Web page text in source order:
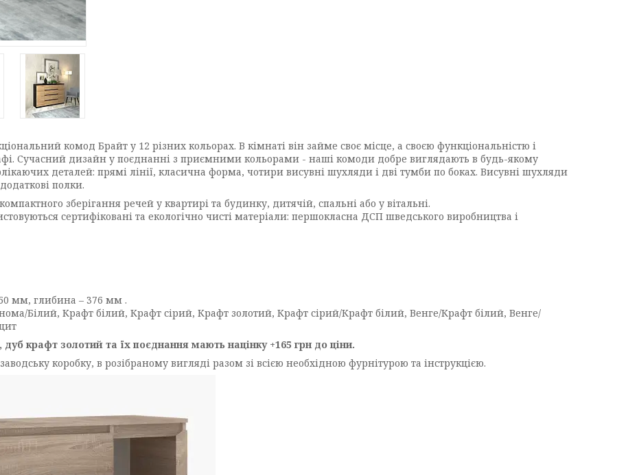
комод Брайт у 12 різних кольорах. В кімнаті він займе своє місце, а своєю функціональністю і
Сучасний дизайн у поєднанні з приємними кольорами - наші комоди добре виглядають в будь-якому
деталей: прямі лінії, класична форма, чотири висувні шухляди і дві тумби по боках. Висувні шухляди
полки.
зберігання речей у квартирі та будинку, дитячій, спальні або у вітальні.
сертифіковані та екологічно чисті матеріали: першокласна ДСП шведського виробництва і
мм, глибина – 376 мм .
Білий, Крафт білий, Крафт сірий, Крафт золотий, Крафт сірий/Крафт білий, Венге/Крафт білий, Венге/
крафт золотий та їх поєднання мають націнку +165 грн до ціни.
коробку, в розібраному вигляді разом зі всією необхідною фурнітурою та інструкцією.